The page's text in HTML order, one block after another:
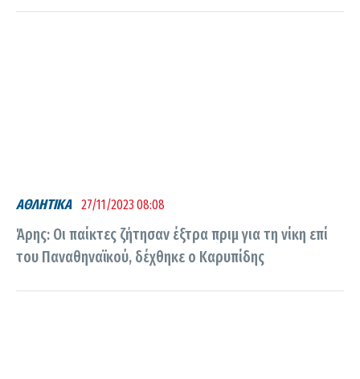
ΑΘΛΗΤΙΚΑ 27/11/2023 08:08
Άρης: Οι παίκτες ζήτησαν έξτρα πριμ για τη νίκη επί
του Παναθηναϊκού, δέχθηκε ο Καρυπίδης